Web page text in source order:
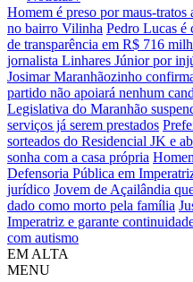
Homem é preso por maus-
no bairro Vilinha Pedro Lucas é
de transparência em R$ 716
jornalista Linhares Júnior por
Josimar Maranhãozinho
partido não apoiará nenhum
Legislativa do Maranhão
serviços já serem prestados
sorteados do Residencial JK e
sonha com a casa própria
Defensoria Pública em
jurídico Jovem de Açailândia
dado como morto pela família
Imperatriz e garante
com autismo
EM ALTA
MENU